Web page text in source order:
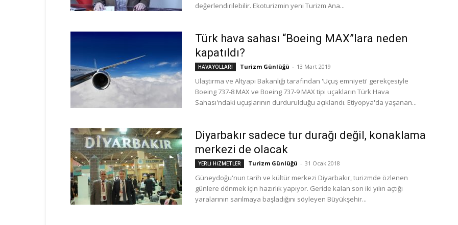
değerlendirilebilir. Ekoturizmin yeni Turizm Ana...
Türk hava sahası “Boeing MAX”lara neden
kapatıldı?
HAVAYOLLARI Turizm Günlüğü - 13 Mart 2019
Ulaştırma ve Altyapı Bakanlığı tarafından 'Uçuş emniyeti' gerekçesiyle
Boeing 737-8 MAX ve Boeing 737-9 MAX tipi uçakların Türk Hava
Sahası'ndaki uçuşlarının durdurulduğu açıklandı. Etiyopya'da yaşanan...
Diyarbakır sadece tur durağı değil, konaklama
merkezi de olacak
YERLİ HİZMETLER Turizm Günlüğü - 31 Ocak 2018
Güneydoğu'nun tarih ve kültür merkezi Diyarbakır, turizmde özlenen
günlere dönmek için hazırlık yapıyor. Geride kalan son iki yılın açtığı
yaralarının sarılmaya başladığını söyleyen Büyükşehir...